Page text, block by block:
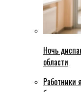
Ночь
области
Работники